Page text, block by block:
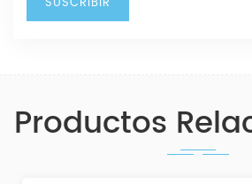
Productos